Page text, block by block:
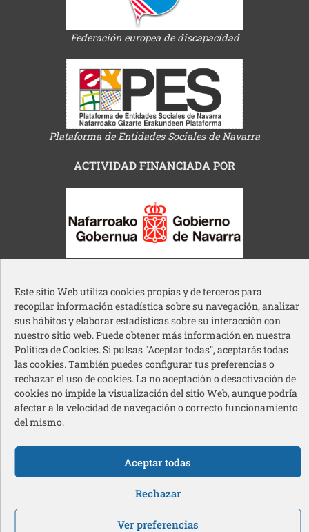
Este sitio Web utiliza cookies propias y de terceros para
recopilar información estadística sobre su navegación, analizar
sus hábitos y elaborar estadísticas sobre su interacción con
nuestro sitio web. Puede obtener más información en nuestra
Política de Cookies. Si pulsas "Aceptar todas", aceptarás todas
las cookies. También puedes configurar tus preferencias o
rechazar el uso de cookies. La no aceptación o desactivación de
cookies no impide la visualización del sitio Web, aunque podría
afectar a la velocidad de navegación o correcto funcionamiento
del mismo.
Aceptar todas
Rechazar
Ver preferencias
Federación europea de discapacidad
Plataforma de Entidades Sociales de Navarra
ACTIVIDAD FINANCIADA POR
Ayuntamiento de Pamplona
Acción Social Caja Rural de Navarra
© 2026 Cermin – Todos los derechos reservados
Redes sociales pie de página